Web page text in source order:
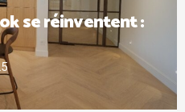
se réinventent :